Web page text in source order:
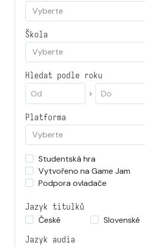
Vyberte
Škola
Vyberte
Hledat podle roku
Platforma
Vyberte
Studentská hra
Vytvořeno na Game Jam
Podpora ovladače
Jazyk titulků
České
Slovenské
Jazyk audia